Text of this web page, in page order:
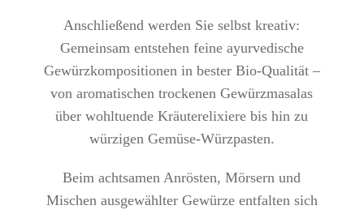
Anschließend werden Sie selbst kreativ:
Gemeinsam entstehen feine ayurvedische
Gewürzkompositionen in bester Bio-Qualität –
von aromatischen trockenen Gewürzmasalas
über wohltuende Kräuterelixiere bis hin zu
würzigen Gemüse-Würzpasten.
Beim achtsamen Anrösten, Mörsern und
Mischen ausgewählter Gewürze entfalten sich